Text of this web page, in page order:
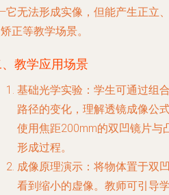
无法形成实像，但能产生正立
正等教学场景。
教学应用场景
基础光学实验 ：学生可通过组
路径的变化，理解透镜成像公
使用焦距200mm的双凹镜片与
形成过程。
成像原理演示 ：将物体置于双
看到缩小的虚像。教师可引导